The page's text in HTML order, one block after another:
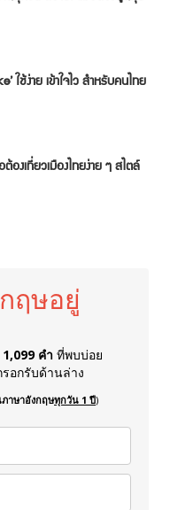
ใช้ง่าย เข้าใจไว สำหรับคนไทย
งเที่ยวเมืองไทยง่าย ๆ สไตล์
ฤษอยู่
คำ ที่พบบ่อย
รอกรับด้านล่าง
าษาอังกฤษทุกวัน 1 ปี)